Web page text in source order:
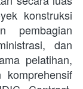
konstruksi
pembagian
dan
pelatihan,
komprehensif